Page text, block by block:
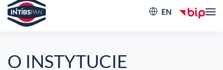
EN
O INSTYTUCIE